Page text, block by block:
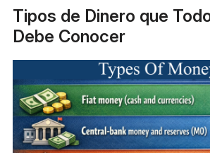
Tipos de Dinero que
Debe Conocer